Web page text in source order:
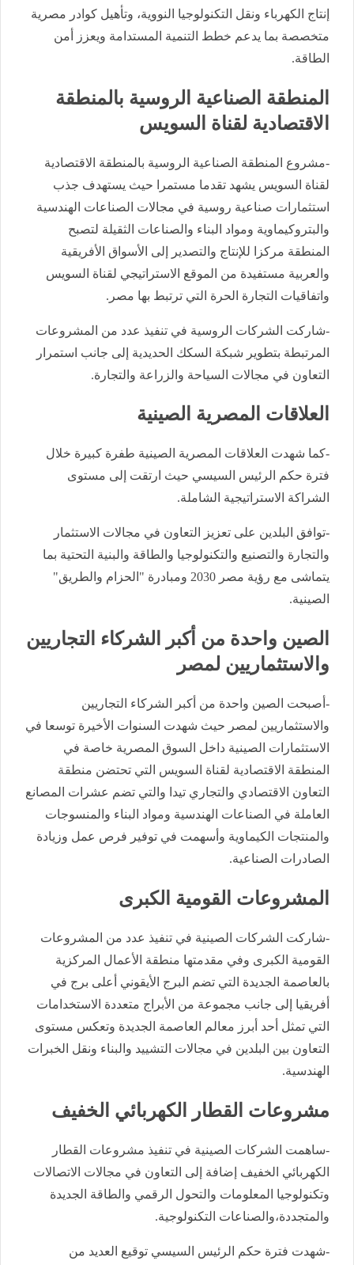
إنتاج الكهرباء ونقل التكنولوجيا النووية، وتأهيل كوادر مصرية
متخصصة بما يدعم خطط التنمية المستدامة ويعزز أمن
الطاقة.
المنطقة الصناعية الروسية بالمنطقة
الاقتصادية لقناة السويس
-مشروع المنطقة الصناعية الروسية بالمنطقة الاقتصادية
لقناة السويس يشهد تقدما مستمرا حيث يستهدف جذب
استثمارات صناعية روسية في مجالات الصناعات الهندسية
والبتروكيماوية ومواد البناء والصناعات الثقيلة لتصبح
المنطقة مركزا للإنتاج والتصدير إلى الأسواق الأفريقية
والعربية مستفيدة من الموقع الاستراتيجي لقناة السويس
واتفاقيات التجارة الحرة التي ترتبط بها مصر.
-شاركت الشركات الروسية في تنفيذ عدد من المشروعات
المرتبطة بتطوير شبكة السكك الحديدية إلى جانب استمرار
التعاون في مجالات السياحة والزراعة والتجارة.
العلاقات المصرية الصينية
-كما شهدت العلاقات المصرية الصينية طفرة كبيرة خلال
فترة حكم الرئيس السيسي حيث ارتقت إلى مستوى
الشراكة الاستراتيجية الشاملة.
-توافق البلدين على تعزيز التعاون في مجالات الاستثمار
والتجارة والتصنيع والتكنولوجيا والطاقة والبنية التحتية بما
يتماشى مع رؤية مصر 2030 ومبادرة "الحزام والطريق"
الصينية.
الصين واحدة من أكبر الشركاء التجاريين
والاستثماريين لمصر
-أصبحت الصين واحدة من أكبر الشركاء التجاريين
والاستثماريين لمصر حيث شهدت السنوات الأخيرة توسعا في
الاستثمارات الصينية داخل السوق المصرية خاصة في
المنطقة الاقتصادية لقناة السويس التي تحتضن منطقة
التعاون الاقتصادي والتجاري تيدا والتي تضم عشرات المصانع
العاملة في الصناعات الهندسية ومواد البناء والمنسوجات
والمنتجات الكيماوية وأسهمت في توفير فرص عمل وزيادة
الصادرات الصناعية.
المشروعات القومية الكبرى
-شاركت الشركات الصينية في تنفيذ عدد من المشروعات
القومية الكبرى وفي مقدمتها منطقة الأعمال المركزية
بالعاصمة الجديدة التي تضم البرج الأيقوني أعلى برج في
أفريقيا إلى جانب مجموعة من الأبراج متعددة الاستخدامات
التي تمثل أحد أبرز معالم العاصمة الجديدة وتعكس مستوى
التعاون بين البلدين في مجالات التشييد والبناء ونقل الخبرات
الهندسية.
مشروعات القطار الكهربائي الخفيف
-ساهمت الشركات الصينية في تنفيذ مشروعات القطار
الكهربائي الخفيف إضافة إلى التعاون في مجالات الاتصالات
وتكنولوجيا المعلومات والتحول الرقمي والطاقة الجديدة
والمتجددة،والصناعات التكنولوجية.
-شهدت فترة حكم الرئيس السيسي توقيع العديد من